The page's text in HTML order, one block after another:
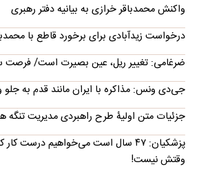
واکنش محمدباقر خرازی به بیانیه دفتر رهبری
درخواست زیدآبادی برای برخورد قاطع با
ضرغامی: تغییر ریل، عین بصیرت است/ فرصت
جی‌دی ونس: مذاکره با ایران مانند قدم به
جزئیات متن اولیۀ طرح راهبردی مدیریت تنگه
پزشکیان: ۴۷ سال است می‌خواهیم درست
وقتش نیست!